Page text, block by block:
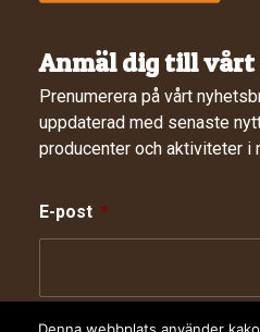
Anmäl dig till
Prenumerera på vårt
uppdaterad med senaste
producenter och aktiviteter i
E-post *